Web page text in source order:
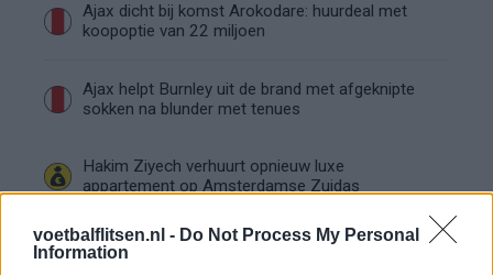
voetbalflitsen.nl - Do Not Process My Personal
Information
Ajax dicht bij komst Arokodare: huurdeal met
koopoptie van 22 miljoen
Ajax helpt Burnley uit de brand met afgeknipte
sokken na blunder met tenues
Hakim Ziyech verhuurt opnieuw luxe
appartement op Amsterdamse Zuidas
Marcos Leonardo laat eerste indruk achter bij
Ajax: 'Hier gaan fans van genieten'